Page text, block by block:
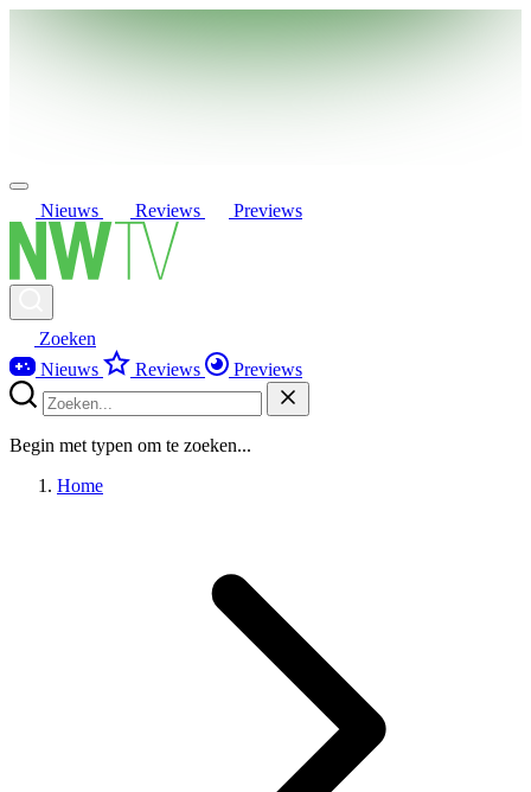
Nieuws Reviews Previews
Zoeken
Nieuws
Reviews Previews
Begin met typen om te zoeken...
Home